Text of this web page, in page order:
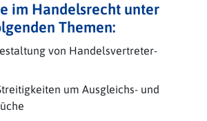
im Handelsrecht unter
Themen:
von Handels­vertreter­
um Ausgleichs- und